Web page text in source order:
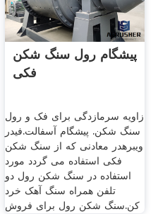
پیشگام رول سنگ شکن
فکی
زاویه سرمازدگی برای فک و رول
سنگ شکن. پیشگام آسفالت.فیدر
ویبرهدر معادنی که از سنگ شکن
فکی استفاده می گردد مورد
استفاده در سنگ شکن رول دو
تلفن همراه سنگ آهک خرد
کن.سنگ شکن رول برای فروش